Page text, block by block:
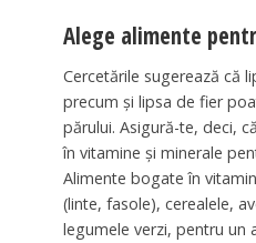
Alege alimente
Cercetările sugerează că
precum și lipsa de fier
părului. Asigură-te, deci,
în vitamine și minerale
Alimente bogate în
(linte, fasole), cerealele,
legumele verzi, pentru un